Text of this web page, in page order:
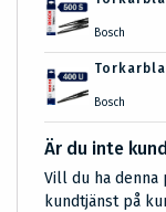
Bosch
Bosch
Är du inte
Vill du ha denna
kundtjänst på